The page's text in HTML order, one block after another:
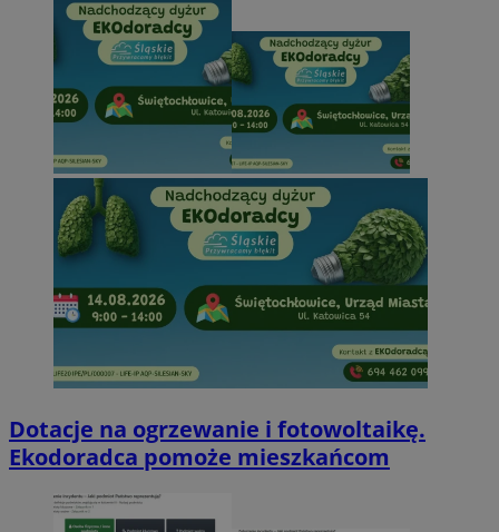
Dotacje na ogrzewanie i fotowoltaikę.
Ekodoradca pomoże mieszkańcom